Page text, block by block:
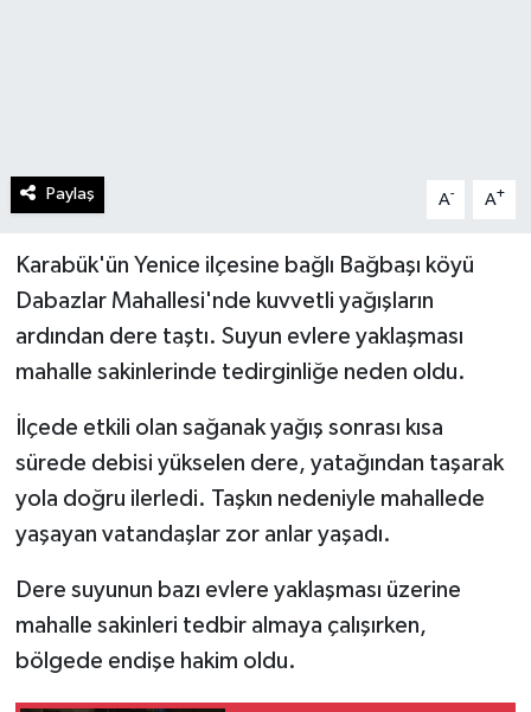
Paylaş A- A+
Karabük'ün Yenice ilçesine bağlı Bağbaşı köyü
Dabazlar Mahallesi'nde kuvvetli yağışların
ardından dere taştı. Suyun evlere yaklaşması
mahalle sakinlerinde tedirginliğe neden oldu.
İlçede etkili olan sağanak yağış sonrası kısa
sürede debisi yükselen dere, yatağından taşarak
yola doğru ilerledi. Taşkın nedeniyle mahallede
yaşayan vatandaşlar zor anlar yaşadı.
Dere suyunun bazı evlere yaklaşması üzerine
mahalle sakinleri tedbir almaya çalışırken,
bölgede endişe hakim oldu.